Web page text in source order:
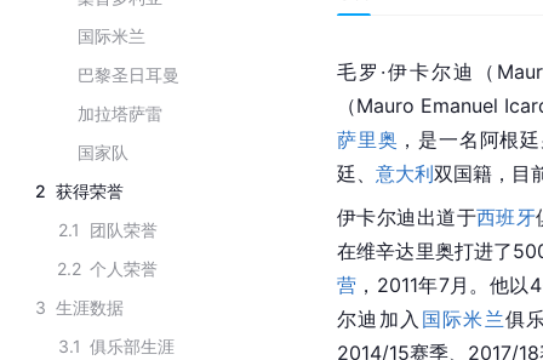
国际米兰
巴黎圣日耳曼
加拉塔萨雷
国家队
2 获得荣誉
2.1
团队荣誉
2.2 个人荣誉
3 生涯数据
3.1 俱乐部生涯
毛罗·伊卡尔迪（
（Mauro Emanuel
萨里奥 ，是一名阿根
廷、 意大利双国籍，目
伊卡尔迪出道于西班牙
在维辛达里奥打进了
营 ，2011年7月。他
尔迪加入 国际米兰俱
2014/15赛季、2017/